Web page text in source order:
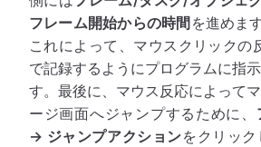
フレーム開始からの時間 を進めま
これによって、マウスクリックの
で記録するようにプログラムに指
す。最後に、マウス反応によって
ージ画面へジャンプするために、
→ ジャンプアクションをクリッ